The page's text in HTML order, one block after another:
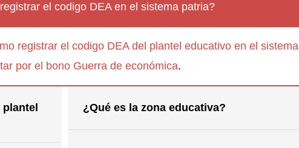
el codigo DEA en el sistema patria?
registrar el codigo DEA del plantel educativo en el sistema
por el bono Guerra de económica.
¿Qué es la zona educativa?